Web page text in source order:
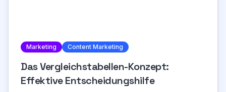
Marketing Content Marketing
Das Vergleichstabellen-Konzept:
Effektive Entscheidungshilfe